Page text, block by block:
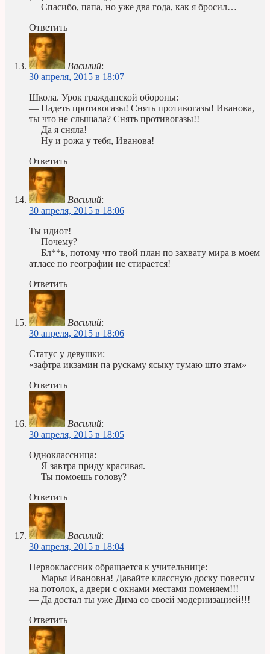
— Спасибо, папа, но уже два года, как я бросил…
Ответить
Василий:
30 апреля, 2015 в 18:07
Школа. Урок гражданской обороны:
— Надеть противогазы! Снять противогазы! Иванова,
ты что не слышала? Снять противогазы!!
— Да я сняла!
— Ну и рожа у тебя, Иванова!
Ответить
Василий:
30 апреля, 2015 в 18:06
Ты идиот!
— Почему?
— Бл**ь, потому что твой план по захвату мира в моем
атласе по географии не стирается!
Ответить
Василий:
30 апреля, 2015 в 18:06
Статус у девушки:
«зафтра икзамин па рускаму ясыку тумаю што зтам»
Ответить
Василий:
30 апреля, 2015 в 18:05
Одноклассница:
— Я завтра приду красивая.
— Ты помоешь голову?
Ответить
Василий:
30 апреля, 2015 в 18:04
Первоклассник обращается к учительнице:
— Марья Ивановна! Давайте классную доску повесим
на потолок, а двери с окнами местами поменяем!!!
— Да достал ты уже Дима со своей модернизацией!!!
Ответить